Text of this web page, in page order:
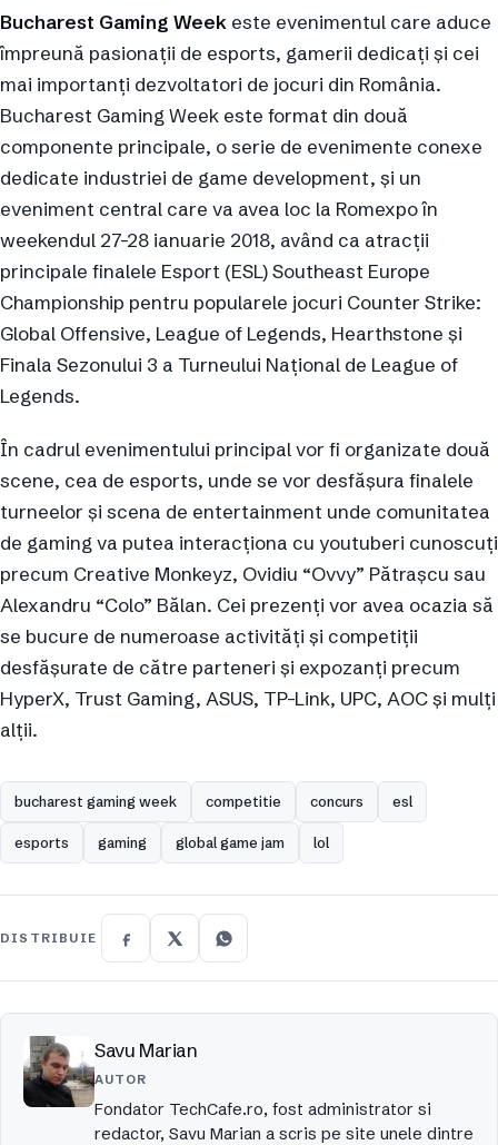
Bucharest Gaming Week este evenimentul care aduce
împreună pasionații de esports, gamerii dedicați și cei
mai importanți dezvoltatori de jocuri din România.
Bucharest Gaming Week este format din două
componente principale, o serie de evenimente conexe
dedicate industriei de game development, și un
eveniment central care va avea loc la Romexpo în
weekendul 27-28 ianuarie 2018, având ca atracții
principale finalele Esport (ESL) Southeast Europe
Championship pentru popularele jocuri Counter Strike:
Global Offensive, League of Legends, Hearthstone și
Finala Sezonului 3 a Turneului Național de League of
Legends.
În cadrul evenimentului principal vor fi organizate două
scene, cea de esports, unde se vor desfășura finalele
turneelor și scena de entertainment unde comunitatea
de gaming va putea interacționa cu youtuberi cunoscuți
precum Creative Monkeyz, Ovidiu “Ovvy” Pătrașcu sau
Alexandru “Colo” Bălan. Cei prezenți vor avea ocazia să
se bucure de numeroase activități și competiții
desfășurate de către parteneri și expozanți precum
HyperX, Trust Gaming, ASUS, TP-Link, UPC, AOC și mulți
alții.
bucharest gaming week competitie concurs esl
esports gaming global game jam lol
DISTRIBUIE
Savu Marian
AUTOR
Fondator TechCafe.ro, fost administrator si
redactor, Savu Marian a scris pe site unele dintre